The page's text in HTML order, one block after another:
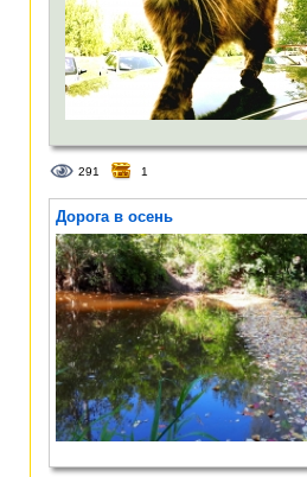
291 1
Дорога в осень